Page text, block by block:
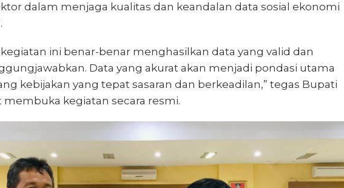
dalam menjaga kualitas dan keandalan data sosial ekonomi
kegiatan ini benar-benar menghasilkan data yang valid dan
Data yang akurat akan menjadi pondasi utama
kebijakan yang tepat sasaran dan berkeadilan,” tegas Bupati
membuka kegiatan secara resmi.